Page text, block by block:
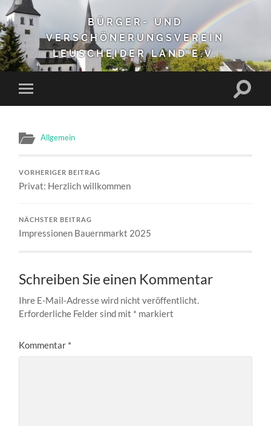
BÜRGER- UND
VERSCHÖNERUNGSVEREIN
LEUSCHEIDER LAND E.V.
Mobile-
Menü
Allgemein
VORHERIGER BEITRAG
Privat: Herzlich willkommen
NÄCHSTER BEITRAG
Impressionen Bauernmarkt 2025
Schreiben Sie einen Kommentar
Ihre E-Mail-Adresse wird nicht veröffentlicht.
Erforderliche Felder sind mit * markiert
Kommentar *